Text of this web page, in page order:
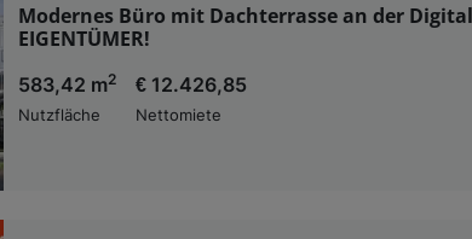
Modernes Büro mit Dachterrasse an der Digital
EIGENTÜMER!
583,42 m2
Nutzfläche
€ 12.426,85
Nettomiete